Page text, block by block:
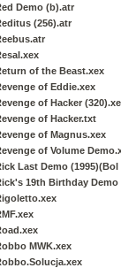
Demo (b).atr
(256).atr
of the Beast.xex
of Eddie.xex
of Hacker
of Hacker.txt
of Magnus.xex
of Volume
Last Demo
19th Birthday Demo
MWK.xex